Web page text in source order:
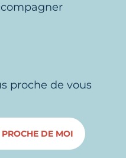
proche de vous
DE MOI